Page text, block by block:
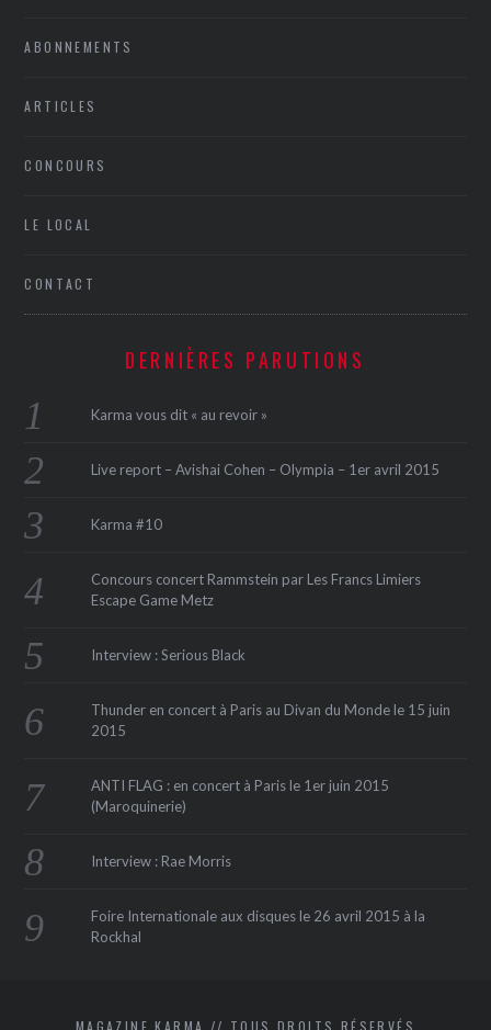
ABONNEMENTS
ARTICLES
CONCOURS
LE LOCAL
CONTACT
DERNIÈRES PARUTIONS
Karma vous dit « au revoir »
Live report – Avishai Cohen – Olympia – 1er avril 2015
Karma #10
Concours concert Rammstein par Les Francs Limiers
Escape Game Metz
Interview : Serious Black
Thunder en concert à Paris au Divan du Monde le 15 juin
2015
ANTI FLAG : en concert à Paris le 1er juin 2015
(Maroquinerie‏)
Interview : Rae Morris
Foire Internationale aux disques le 26 avril 2015 à la
Rockhal